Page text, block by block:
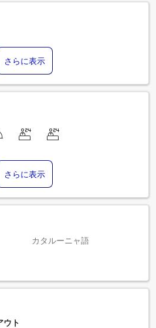
さらに表示
さらに表示
カタルーニャ語
ウト